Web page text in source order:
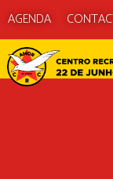
AGENDA